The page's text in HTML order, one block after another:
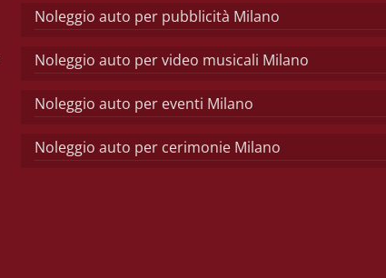
Noleggio auto per pubblicità Milano
Noleggio auto per video musicali Milano
Noleggio auto per eventi Milano
Noleggio auto per cerimonie Milano